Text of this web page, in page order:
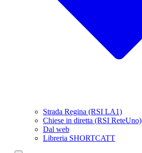
Strada Regina (RSI LA1)
Chiese in diretta (RSI ReteUno)
Dal web
Libreria SHORTCATT